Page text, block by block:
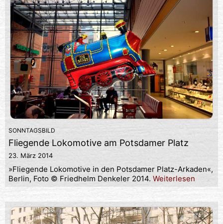
SONNTAGSBILD
Fliegende Lokomotive am Potsdamer Platz
23. März 2014
»Fliegende Lokomotive in den Potsdamer Platz-Arkaden«,
Berlin, Foto © Friedhelm Denkeler 2014. Weiterlesen